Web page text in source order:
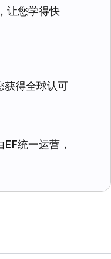
让您学得快
获得全球认可
统一运营，